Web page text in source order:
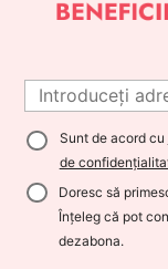
Sunt de acord cu
de
Doresc să
Înțeleg că pot
dezabona.